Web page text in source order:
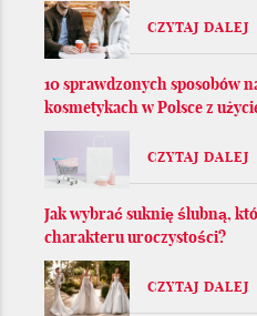
CZYTAJ DALEJ
10 sprawdzonych sposobów
kosmetykach w Polsce z
CZYTAJ DALEJ
Jak wybrać suknię ślubną,
charakteru uroczystości?
CZYTAJ DALEJ